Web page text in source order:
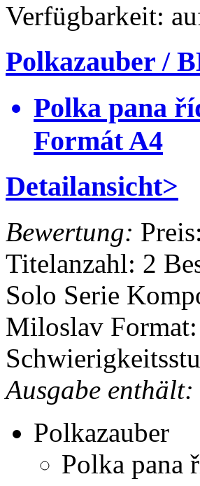
Verfügbarkeit:
Polkazauber /
Polka pana
Formát A4
Detailansicht>
Bewertung: Preis:
Titelanzahl: 2
Solo Serie
Miloslav
Ausgabe enthält:
Polkazauber
Polka pana